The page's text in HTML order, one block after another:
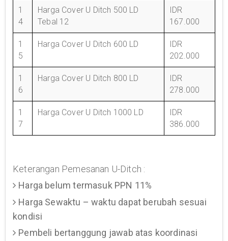
1
4
Harga Cover U Ditch 500 LD
Tebal 12
IDR
167.000
1
5
Harga Cover U Ditch 600 LD
IDR
202.000
1
6
Harga Cover U Ditch 800 LD
IDR
278.000
1
7
Harga Cover U Ditch 1000 LD
IDR
386.000
Keterangan Pemesanan U-Ditch :
Harga belum termasuk PPN 11%
Harga Sewaktu – waktu dapat berubah sesuai
kondisi
Pembeli bertanggung jawab atas koordinasi